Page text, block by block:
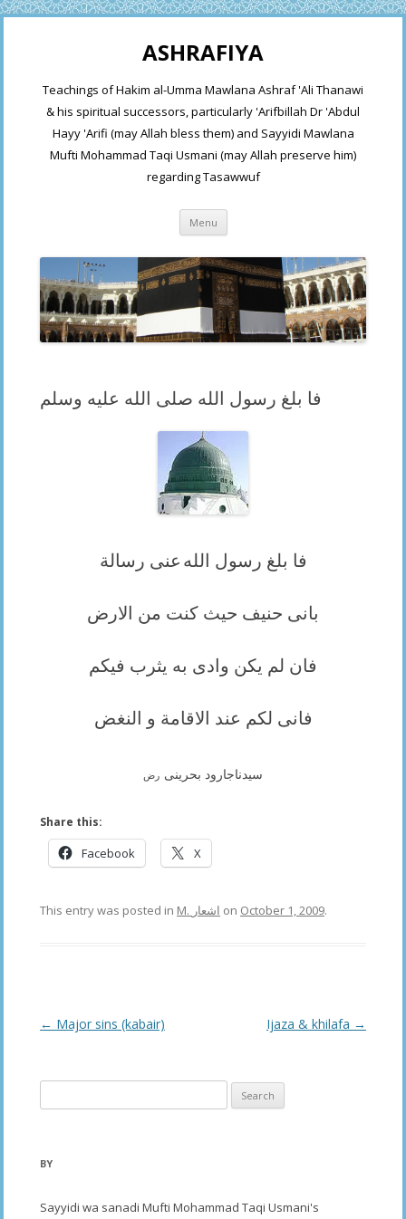
ASHRAFIYA
Teachings of Hakim al-Umma Mawlana Ashraf 'Ali Thanawi
& his spiritual successors, particularly 'Arifbillah Dr 'Abdul
Hayy 'Arifi (may Allah bless them) and Sayyidi Mawlana
Mufti Mohammad Taqi Usmani (may Allah preserve him)
regarding Tasawwuf
Menu Skip
content
فا بلغ رسول الله صلى الله عليه وسلم
فا بلغ رسول الله عنى رسالة
بانى حنيف حيث كنت من الارض
فان لم يكن وادى به يثرب فيكم
فانى لكم عند الاقامة و النغض
سيدناجارود بحرينى رض
Share this:
Facebook X
This entry was posted in M. اشعار on October 1, 2009.
Post
← Major sins (kabair) Ijaza & khilafa →
for:
BY
Sayyidi wa sanadi Mufti Mohammad Taqi Usmani's